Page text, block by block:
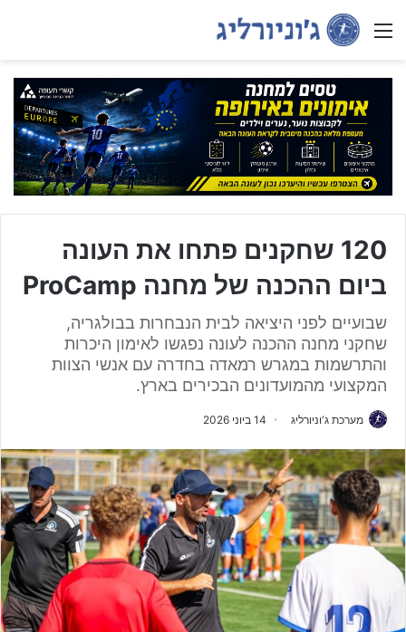
Menu
120 שחקנים פתחו את העונה
ביום ההכנה של מחנה ProCamp
שבועיים לפני היציאה לבית הנבחרות בבולגריה,
שחקני מחנה ההכנה לעונה נפגשו לאימון היכרות
והתרשמות במגרש רמאדה בחדרה עם אנשי הצוות
המקצועי מהמועדונים הבכירים בארץ.
מערכת ג'וניורליג 14 ביוני 2026